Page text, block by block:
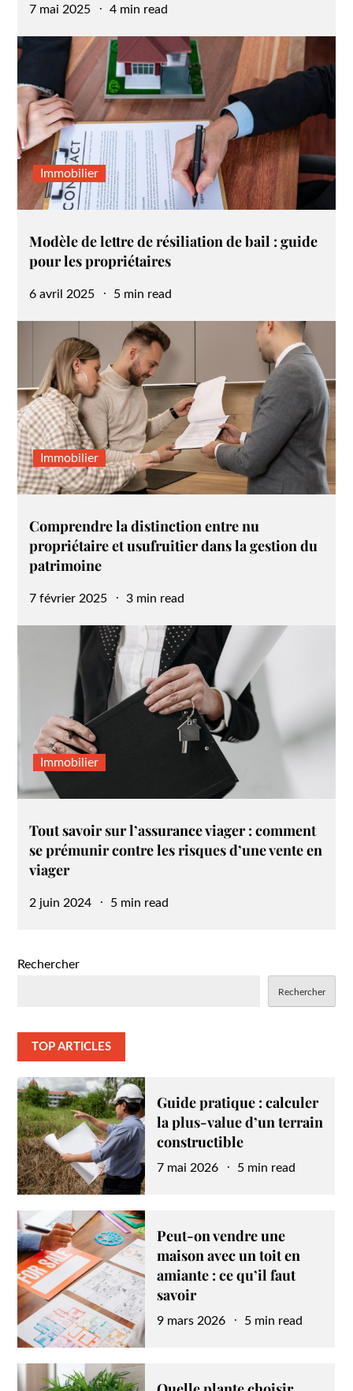
Posted
7 mai 2025 4 min read
Immobilier
Modèle de lettre de résiliation de bail : guide
pour les propriétaires
Posted
6 avril 2025 5 min read
Immobilier
Comprendre la distinction entre nu
propriétaire et usufruitier dans la gestion du
patrimoine
Posted
7 février 2025 3 min read
Immobilier
Tout savoir sur l’assurance viager : comment
se prémunir contre les risques d’une vente en
viager
Posted
2 juin 2024 5 min read
Rechercher
Rechercher
TOP ARTICLES
Guide pratique : calculer
la plus-value d’un terrain
constructible
Posted
7 mai 2026 5 min read
Peut-on vendre une
maison avec un toit en
amiante : ce qu’il faut
savoir
Posted
9 mars 2026 5 min read